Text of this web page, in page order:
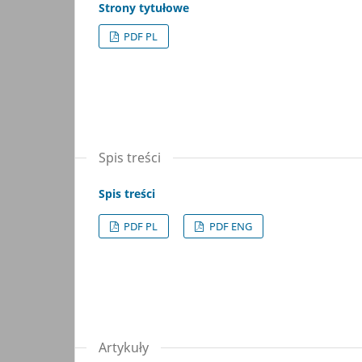
Strony tytułowe
PDF PL
Spis treści
Spis treści
PDF PL PDF ENG
Artykuły